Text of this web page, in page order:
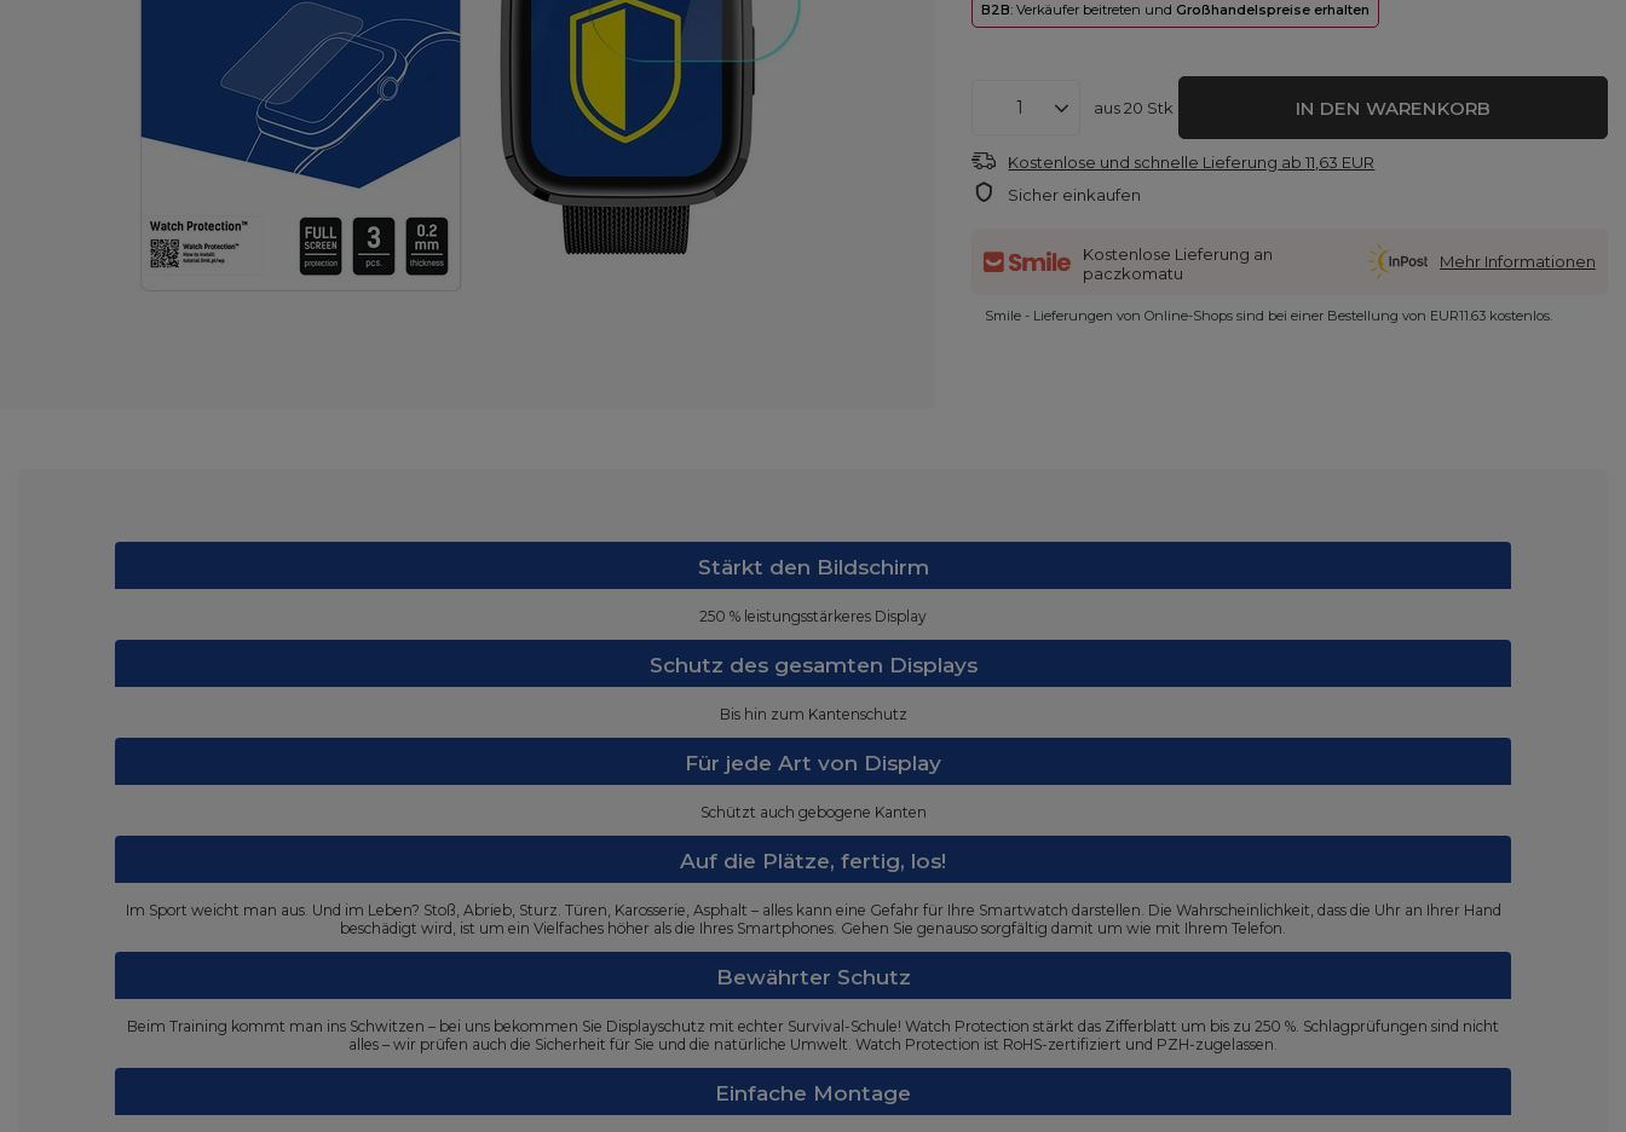
B2B: Verkäufer beitreten und Großhandelspreise erhalten
aus20 Stk IN DEN WARENKORB
Kostenlose und schnelle Lieferung ab11,63 EUR
Sicher einkaufen
Kostenlose Lieferung an
paczkomatu
Mehr Informationen
Smile - Lieferungen von Online-Shops sind bei einer Bestellung von EUR11.63 kostenlos.
Stärkt den Bildschirm
250 % leistungsstärkeres Display
Schutz des gesamten Displays
Bis hin zum Kantenschutz
Für jede Art von Display
Schützt auch gebogene Kanten
Auf die Plätze, fertig, los!
Im Sport weicht man aus. Und im Leben? Stoß, Abrieb, Sturz. Türen, Karosserie, Asphalt – alles kann eine Gefahr für Ihre Smartwatch darstellen. Die Wahrscheinlichkeit, dass die Uhr an Ihrer Hand
beschädigt wird, ist um ein Vielfaches höher als die Ihres Smartphones. Gehen Sie genauso sorgfältig damit um wie mit Ihrem Telefon.
Bewährter Schutz
Beim Training kommt man ins Schwitzen – bei uns bekommen Sie Displayschutz mit echter Survival-Schule! Watch Protection stärkt das Zifferblatt um bis zu 250 %. Schlagprüfungen sind nicht
alles – wir prüfen auch die Sicherheit für Sie und die natürliche Umwelt. Watch Protection ist RoHS-zertifiziert und PZH-zugelassen.
Einfache Montage